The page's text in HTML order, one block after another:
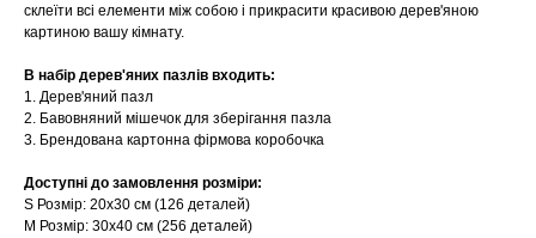
склеїти всі елементи між собою і прикрасити красивою дерев'яною
картиною вашу кімнату.
В набір дерев'яних пазлів входить:
1. Дерев'яний пазл
2. Бавовняний мішечок для зберігання пазла
3. Брендована картонна фірмова коробочка
Доступні до замовлення розміри:
S Розмір: 20х30 см (126 деталей)
M Розмір: 30х40 см (256 деталей)